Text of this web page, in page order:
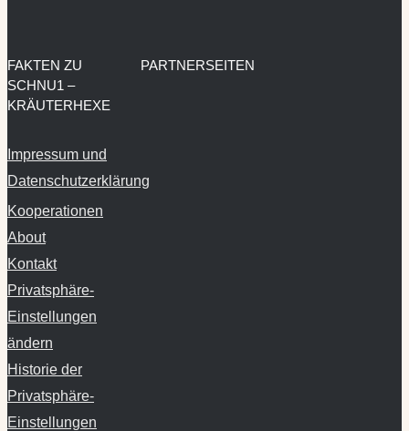
FAKTEN ZU
SCHNU1 –
KRÄUTERHEXE
Impressum und
Datenschutzerklärung
Kooperationen
About
Kontakt
Privatsphäre-
Einstellungen
ändern
Historie der
Privatsphäre-
Einstellungen
PARTNERSEITEN